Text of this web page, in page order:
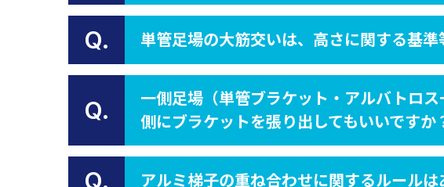
Q. 単管足場の大筋交いは、高さに関する基準
Q.
一側足場（単管ブラケット・アルバトロ
側にブラケットを張り出してもいいですか
Q. アルミ梯子の重ね合わせに関するルールは